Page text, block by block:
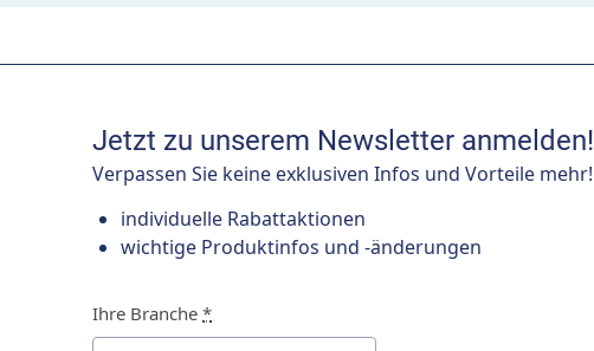
Jetzt zu unserem Newsletter anmelden!
Verpassen Sie keine exklusiven Infos und Vorteile mehr!
individuelle Rabattaktionen
wichtige Produktinfos und -änderungen
Ihre Branche *